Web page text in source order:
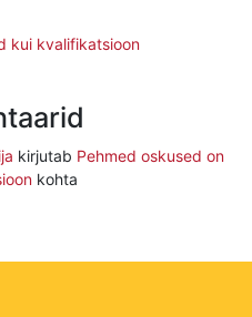
kui kvalifikatsioon
kirjutab Pehmed oskused on
kohta